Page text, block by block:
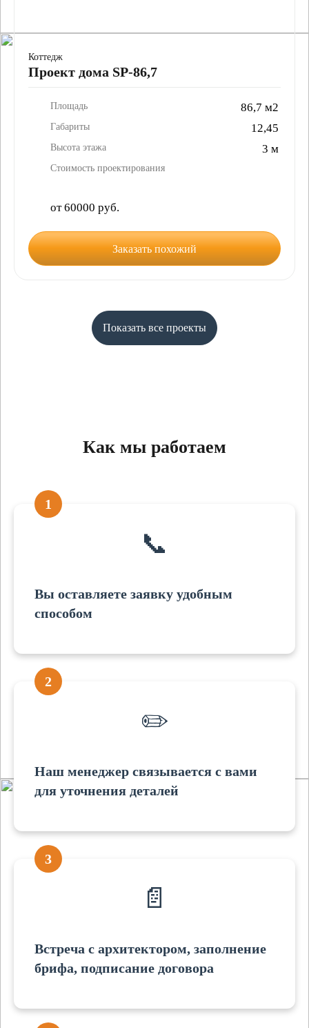
Коттедж
Проект дома SP-86,7
Площадь 86,7 м2
Габариты 12,45
Высота этажа 3 м
Стоимость проектирования
от 60000 руб.
Заказать похожий
Показать все проекты
Как мы работаем
1
📞
Вы оставляете заявку удобным
способом
2
✏️
Наш менеджер связывается с вами
для уточнения деталей
3
📄
Встреча с архитектором, заполнение
брифа, подписание договора